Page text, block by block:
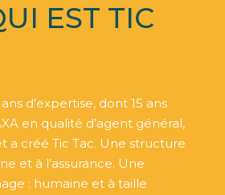
EST TIC
d’expertise, dont 15 ans
en qualité d’agent général,
a créé Tic Tac. Une structure
et à l’assurance. Une
: humaine et à taille